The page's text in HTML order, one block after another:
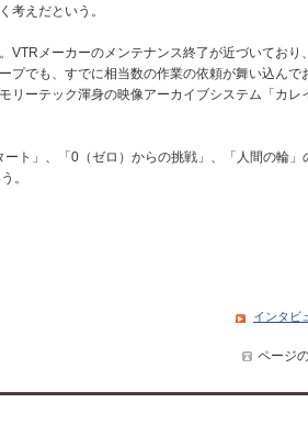
考えだという。
メーカーのメンテナンス終了が近づいており
プでも、すでに相当数の作業の依頼が舞い込んで
リーテック渾身の映像アーカイブシステム「カレ
ト」、「0（ゼロ）からの挑戦」、「人間の輪」
。
インタビ
ページ